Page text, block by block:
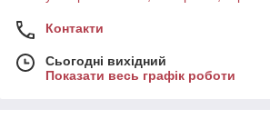
Контакти
Сьогодні вихідний
Показати весь графік роботи